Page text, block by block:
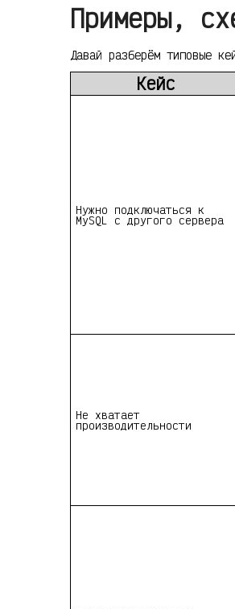
Примеры,
Давай разберём типовые
Кейс
Нужно подключаться к
MySQL с другого сервера
Не хватает
производительности